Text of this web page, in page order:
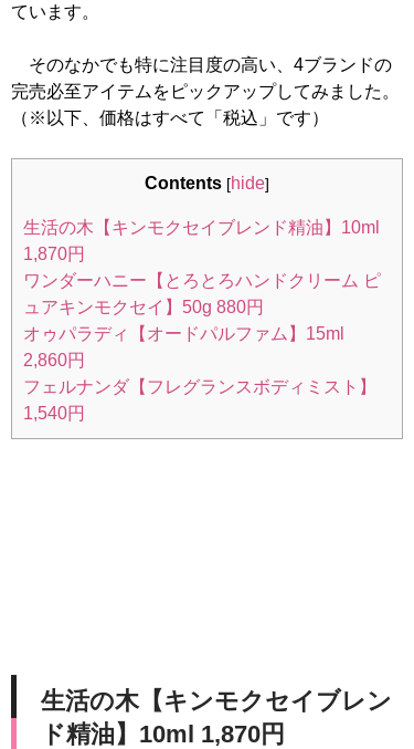
ています。
そのなかでも特に注目度の高い、4ブランドの
完売必至アイテムをピックアップしてみました。
（※以下、価格はすべて「税込」です）
Contents [hide]
生活の木【キンモクセイブレンド精油】10ml
1,870円
ワンダーハニー【とろとろハンドクリーム ピ
ュアキンモクセイ】50g 880円
オゥパラディ【オードパルファム】15ml
2,860円
フェルナンダ【フレグランスボディミスト】
1,540円
生活の木【キンモクセイブレン
ド精油】10ml 1,870円